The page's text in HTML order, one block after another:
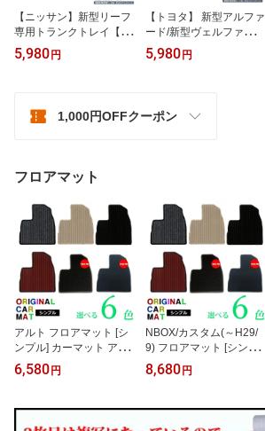
【ニッサン】新型リーフ
専用トランクトレイ【縦
長巻梱包/S13】H29/10
月〜R7/12日産nissanリ
ト/ラゲッジトレイ）防
水/汚れ防止【釣り/アウ
5,980 円
【トヨタ】 新型アルファ
ード/新型ヴェルファイア
(R5/7〜)用トランクトレ
イ【縦長巻梱包/S13】 R
（トランクマット/ラゲッ
ジマット/ラゲッジトレ
5,980 円
1,000円OFFクーポン
フロアマット
アルト フロアマット [シ
ンプル] カーマット アル
ト オリジナルマット
【国産 水洗い可 汚れ防
グッズ 内装 車 黒 赤 ベー
ジュ 安 絨毯】系【送料
6,580 円
NBOX/カスタム(～H29/
9) フロアマット [シンプ
ル] カーマット NBOX オ
リジナルマット 【国産
セサリー パーツ グッズ
内装 車 黒 赤 ベージュ 安
8,680 円